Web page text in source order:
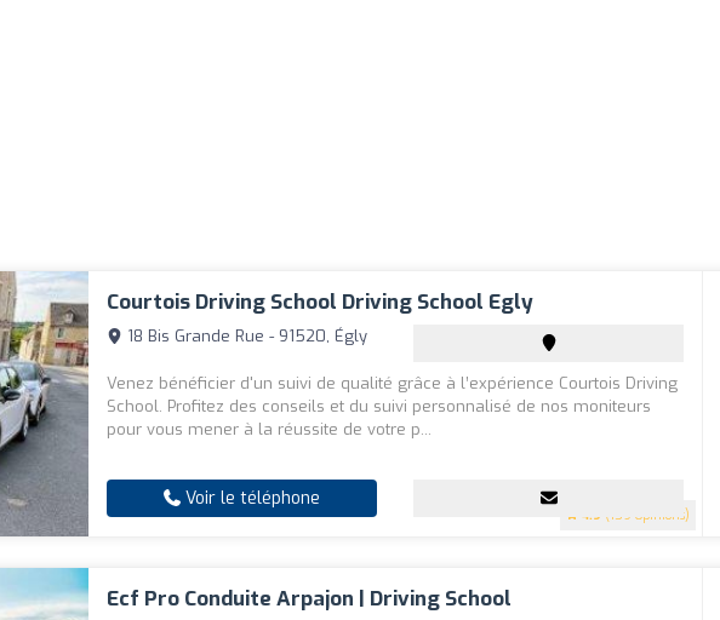
Courtois Driving School Driving School Egly
4.9 (159 Opinions)
18 Bis Grande Rue - 91520, Égly
Venez bénéficier d'un suivi de qualité grâce à l’expérience Courtois Driving
School. Profitez des conseils et du suivi personnalisé de nos moniteurs
pour vous mener à la réussite de votre p...
Voir le téléphone
Ecf Pro Conduite Arpajon | Driving School